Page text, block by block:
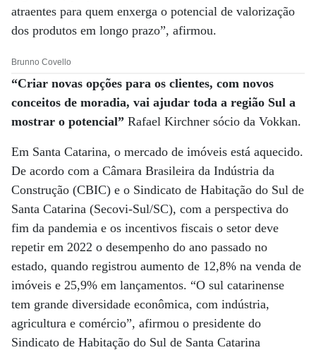
atraentes para quem enxerga o potencial de valorização
dos produtos em longo prazo”, afirmou.
Brunno Covello
“Criar novas opções para os clientes, com novos
conceitos de moradia, vai ajudar toda a região Sul a
mostrar o potencial” Rafael Kirchner sócio da Vokkan.
Em Santa Catarina, o mercado de imóveis está aquecido.
De acordo com a Câmara Brasileira da Indústria da
Construção (CBIC) e o Sindicato de Habitação do Sul de
Santa Catarina (Secovi-Sul/SC), com a perspectiva do
fim da pandemia e os incentivos fiscais o setor deve
repetir em 2022 o desempenho do ano passado no
estado, quando registrou aumento de 12,8% na venda de
imóveis e 25,9% em lançamentos. “O sul catarinense
tem grande diversidade econômica, com indústria,
agricultura e comércio”, afirmou o presidente do
Sindicato de Habitação do Sul de Santa Catarina